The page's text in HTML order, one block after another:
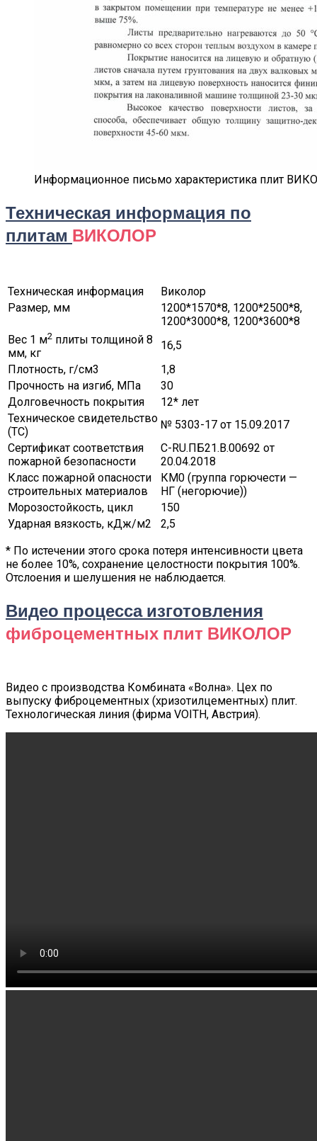
Информационное письмо характеристика плит
Техническая информация по
плитам ВИКОЛОР
Техническая информация
Виколор
Размер, мм
1200*1570*8, 1200*2500*8,
1200*3000*8, 1200*3600*8
Вес 1 м2 плиты толщиной 8
мм, кг
16,5
Плотность, г/см3
1,8
Прочность на изгиб, МПа
30
Долговечность покрытия
12* лет
Техническое свидетельство
(ТС)
№ 5303-17 от 15.09.2017
Сертификат соответствия
пожарной безопасности
C-RU.ПБ21.В.00692 от
20.04.2018
Класс пожарной опасности
строительных материалов
КМ0 (группа горючести —
НГ (негорючие))
Морозостойкость, цикл
150
Ударная вязкость, кДж/м2
2,5
* По истечении этого срока потеря интенсивности цвета
не более 10%, сохранение целостности покрытия 100%.
Отслоения и шелушения не наблюдается.
Видео процесса изготовления
фиброцементных плит ВИКОЛОР
Видео с производства Комбината «Волна». Цех по
выпуску фиброцементных (хризотилцементных) плит.
Технологическая линия (фирма VOITH, Австрия).